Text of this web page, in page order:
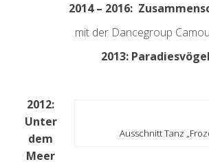
2014 – 2016:
mit der Dancegroup
2013: Paradiesvögel
Ausschnitt Tanz
2012:
Unter
dem
Meer